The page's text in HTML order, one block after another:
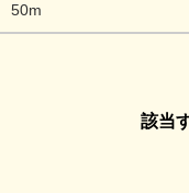
50m
該当